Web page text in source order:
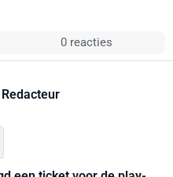
0 reacties
Redacteur